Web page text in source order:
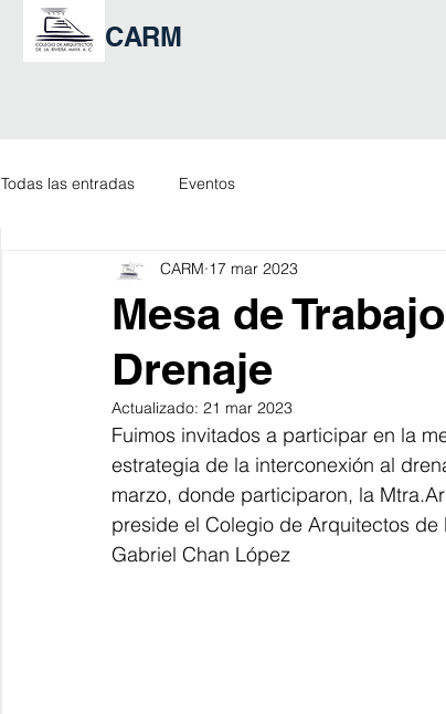
CARM
Todas las entradas Eventos
Mesa de
Drenaje
CARM 17 mar 2023
Actualizado: 21 mar 2023
Fuimos invitados a participar en la
estrategia de la interconexión al
marzo, donde participaron, la
preside el Colegio de Arquitectos
Gabriel Chan López